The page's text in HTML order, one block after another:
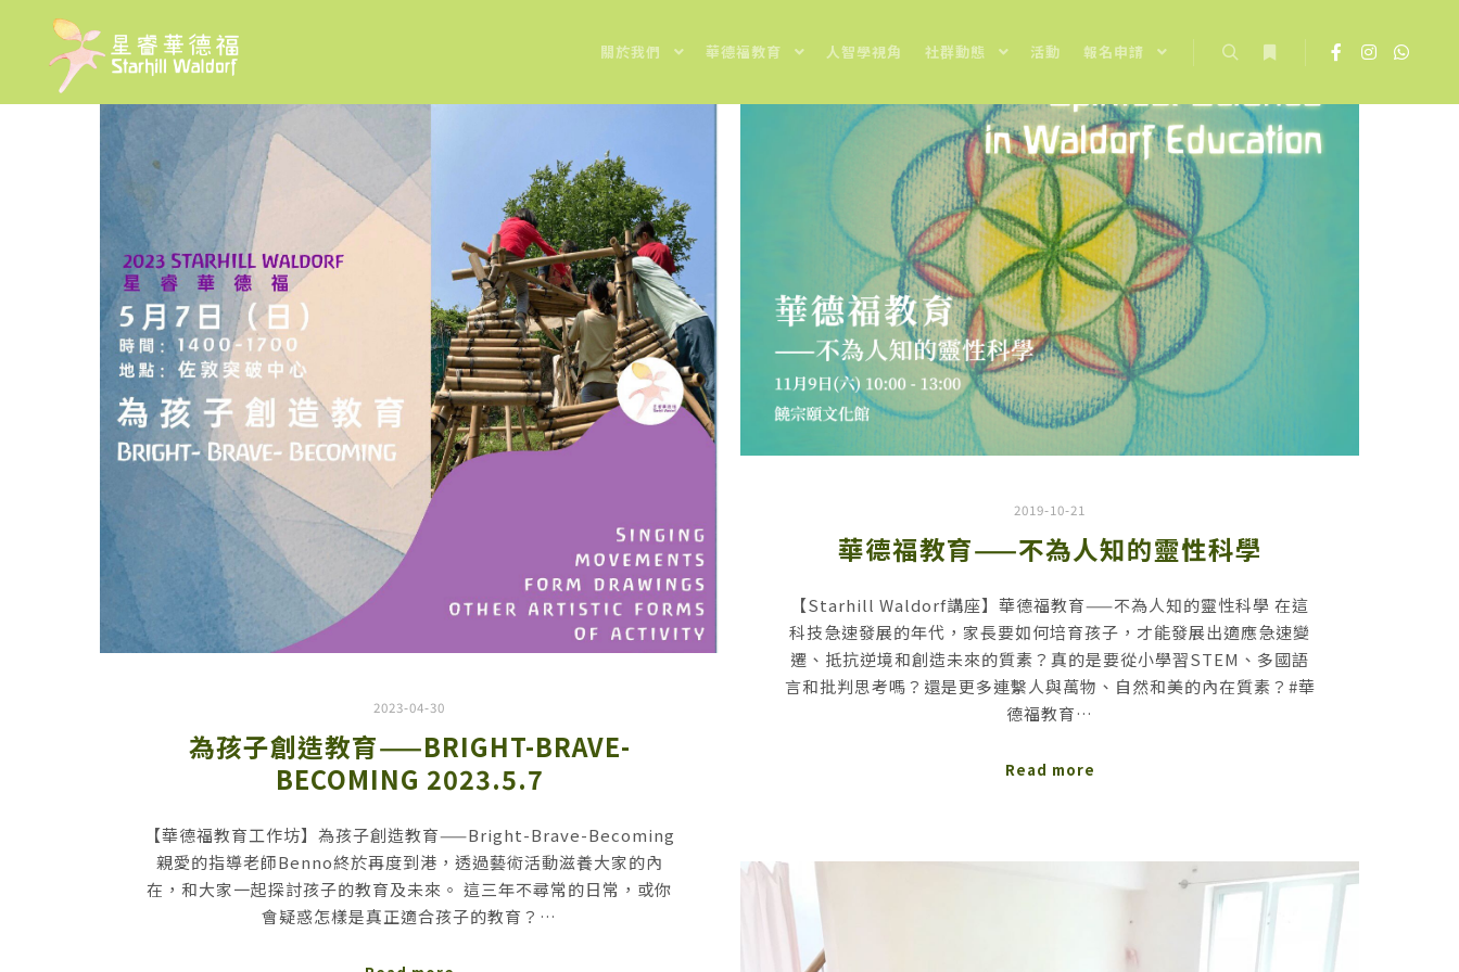
關於我們 華德福教育 人智學視角 社群動態 活動 報名申請
2023-04-30
為孩子創造教育——BRIGHT-BRAVE-
BECOMING 2023.5.7
【華德福教育工作坊】為孩子創造教育——Bright-Brave-Becoming
親愛的指導老師Benno終於再度到港，透過藝術活動滋養大家的內
在，和大家一起探討孩子的教育及未來。 這三年不尋常的日常，或你
會疑惑怎樣是真正適合孩子的教育？…
2019-10-21
華德福教育——不為人知的靈性科學
【Starhill Waldorf講座】華德福教育——不為人知的靈性科學 在這
科技急速發展的年代，家長要如何培育孩子，才能發展出適應急速變
遷、抵抗逆境和創造未來的質素？真的是要從小學習STEM、多國語
言和批判思考嗎？還是更多連繫人與萬物、自然和美的內在質素？#華
德福教育…
Read more